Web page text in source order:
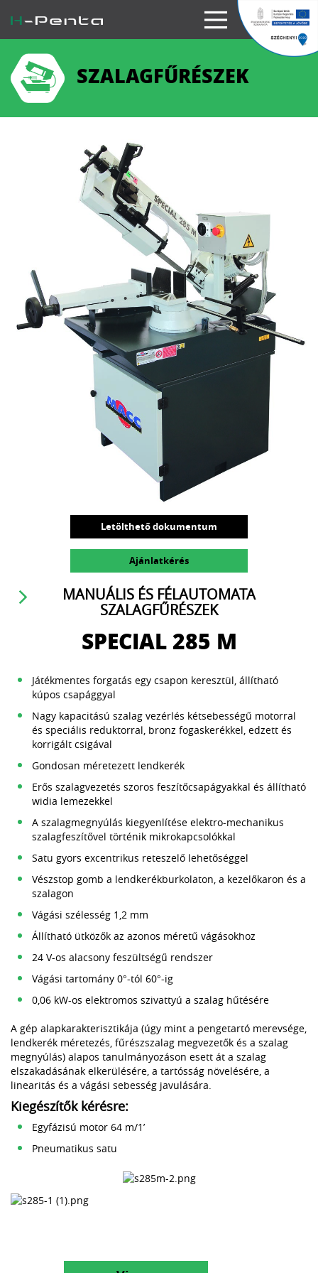
SZALAGFŰRÉSZEK
Letölthető dokumentum
Ajánlatkérés
MANUÁLIS ÉS FÉLAUTOMATA
SZALAGFŰRÉSZEK
SPECIAL 285 M
Játékmentes forgatás egy csapon keresztül, állítható
kúpos csapággyal
Nagy kapacitású szalag vezérlés kétsebességű motorral
és speciális reduktorral, bronz fogaskerékkel, edzett és
korrigált csigával
Gondosan méretezett lendkerék
Erős szalagvezetés szoros feszítőcsapágyakkal és állítható
widia lemezekkel
A szalagmegnyúlás kiegyenlítése elektro-mechanikus
szalagfeszítővel történik mikrokapcsolókkal
Satu gyors excentrikus reteszelő lehetőséggel
Vészstop gomb a lendkerékburkolaton, a kezelőkaron és a
szalagon
Vágási szélesség 1,2 mm
Állítható ütközők az azonos méretű vágásokhoz
24 V-os alacsony feszültségű rendszer
Vágási tartomány 0°-tól 60°-ig
0,06 kW-os elektromos szivattyú a szalag hűtésére
A gép alapkarakterisztikája (úgy mint a pengetartó merevsége,
lendkerék méretezés, fűrészszalag megvezetők és a szalag
megnyúlás) alapos tanulmányozáson esett át a szalag
elszakadásának elkerülésére, a tartósság növelésére, a
linearitás és a vágási sebesség javulására.
Kiegészítők kérésre:
Egyfázisú motor 64 m/1’
Pneumatikus satu